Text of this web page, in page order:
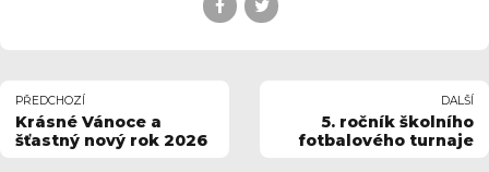
PŘEDCHOZÍ
Krásné Vánoce a
šťastný nový rok 2026
DALŠÍ
5. ročník školního
fotbalového turnaje